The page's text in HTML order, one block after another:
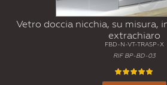
Vetro doccia nicchia, su misura,
extrachiaro
FBD-N-VT-TRASP-X
RIF BP-BD-03